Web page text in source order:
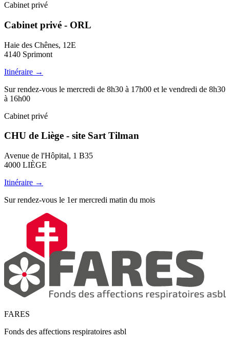
Cabinet privé
Cabinet privé - ORL
Haie des Chênes, 12E
4140 Sprimont
Itinéraire →
Sur rendez-vous le mercredi de 8h30 à 17h00 et le vendredi de 8h30
à 16h00
Cabinet privé
CHU de Liège - site Sart Tilman
Avenue de l'Hôpital, 1 B35
4000 LIÈGE
Itinéraire →
Sur rendez-vous le 1er mercredi matin du mois
FARES
Fonds des affections respiratoires asbl